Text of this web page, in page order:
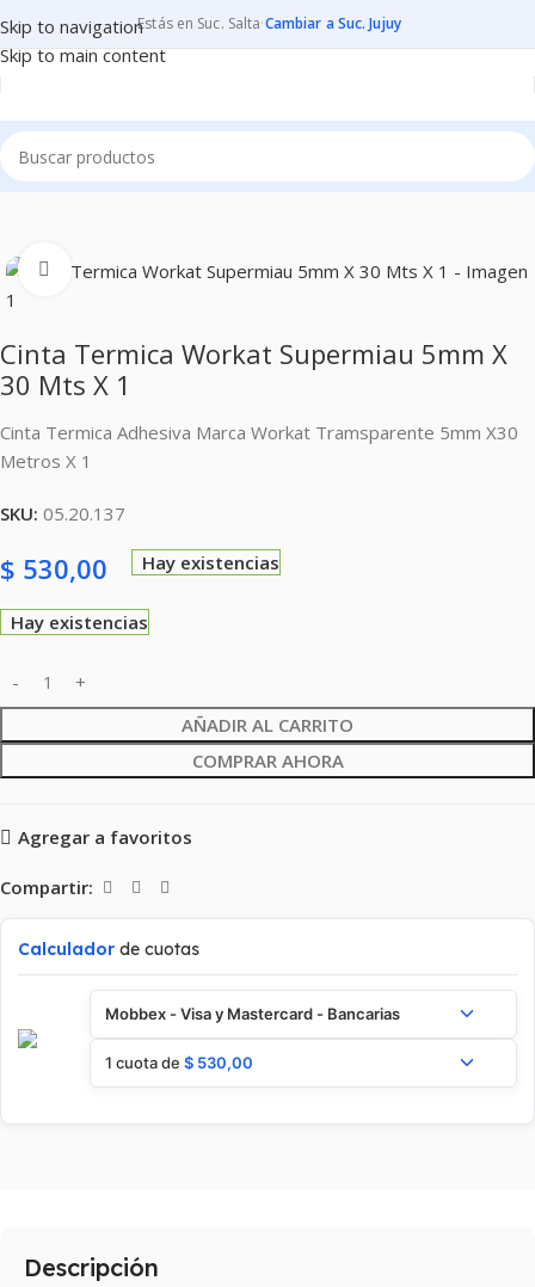
Skip to navigation
Skip to main content
Estás en Suc. Salta·Cambiar a Suc. Jujuy
ESTAMPADO INSUMOS PARA ESTAMPAR CINTAS TERMICAS
Clic para ampliar
Cinta Termica Workat Supermiau 5mm X
30 Mts X 1
Cinta Termica Adhesiva Marca Workat Tramsparente 5mm X30
Metros X 1
SKU: 05.20.137
$ 530,00 Hay existencias
Hay existencias
AÑADIR AL CARRITO
COMPRAR AHORA
Agregar a favoritos
Compartir:
Calculador de cuotas
Mobbex - Visa y Mastercard - Bancarias
1 cuota de $ 530,00
Descripción